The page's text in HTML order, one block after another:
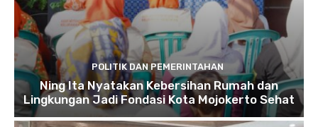
POLITIK DAN PEMERINTAHAN
Ning Ita Nyatakan Kebersihan Rumah dan
Lingkungan Jadi Fondasi Kota Mojokerto Sehat